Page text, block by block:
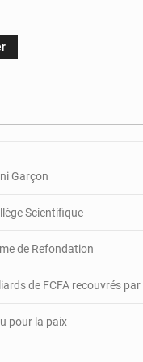
Garçon
Scientifique
de Refondation
de FCFA recouvrés par
pour la paix